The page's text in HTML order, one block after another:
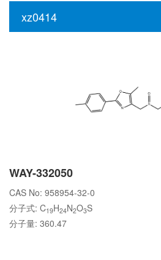
xz0414
WAY-332050
CAS No: 958954-32-0
分子式: C19H24N2O3S
分子量: 360.47